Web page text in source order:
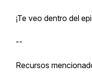
¡Te veo dentro del
--
Recursos